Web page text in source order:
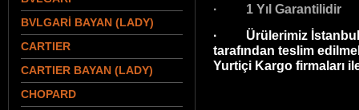
BVLGARİ BAYAN (LADY)
CARTIER
CARTIER BAYAN (LADY)
CHOPARD
· 1 Yıl Garantilidir
· Ürülerimiz İstanbul
tarafından teslim
Yurtiçi Kargo firmaları